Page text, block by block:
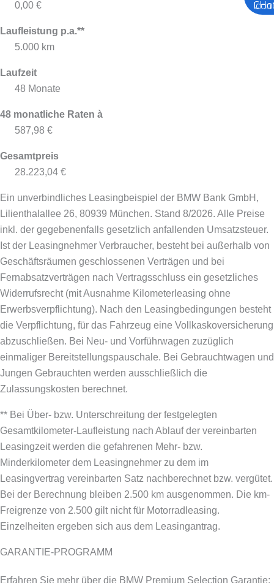
0,00 €
Laufleistung p.a.**
5.000 km
Laufzeit
48 Monate
48 monatliche Raten à
587,98 €
Gesamtpreis
28.223,04 €
Ein unverbindliches Leasingbeispiel der BMW Bank GmbH,
Lilienthalallee 26, 80939 München. Stand 8/2026. Alle Preise
inkl. der gegebenenfalls gesetzlich anfallenden Umsatzsteuer.
Ist der Leasingnehmer Verbraucher, besteht bei außerhalb von
Geschäftsräumen geschlossenen Verträgen und bei
Fernabsatzverträgen nach Vertragsschluss ein gesetzliches
Widerrufsrecht (mit Ausnahme Kilometerleasing ohne
Erwerbsverpflichtung). Nach den Leasingbedingungen besteht
die Verpflichtung, für das Fahrzeug eine Vollkaskoversicherung
abzuschließen. Bei Neu- und Vorführwagen zuzüglich
einmaliger Bereitstellungspauschale. Bei Gebrauchtwagen und
Jungen Gebrauchten werden ausschließlich die
Zulassungskosten berechnet.
** Bei Über- bzw. Unterschreitung der festgelegten
Gesamtkilometer-Laufleistung nach Ablauf der vereinbarten
Leasingzeit werden die gefahrenen Mehr- bzw.
Minderkilometer dem Leasingnehmer zu dem im
Leasingvertrag vereinbarten Satz nachberechnet bzw. vergütet.
Bei der Berechnung bleiben 2.500 km ausgenommen. Die km-
Freigrenze von 2.500 gilt nicht für Motorradleasing.
Einzelheiten ergeben sich aus dem Leasingantrag.
GARANTIE-PROGRAMM
Erfahren Sie mehr über die BMW Premium Selection Garantie: